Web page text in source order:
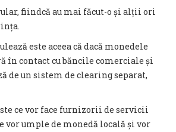
fiindcă au mai făcut-o și alții ori
este aceea că dacă monedele
în contact cu băncile comerciale și
de un sistem de clearing separat,
ce vor face furnizorii de servicii
vor umple de monedă locală și vor